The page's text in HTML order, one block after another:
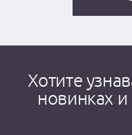
Хотите
новинках